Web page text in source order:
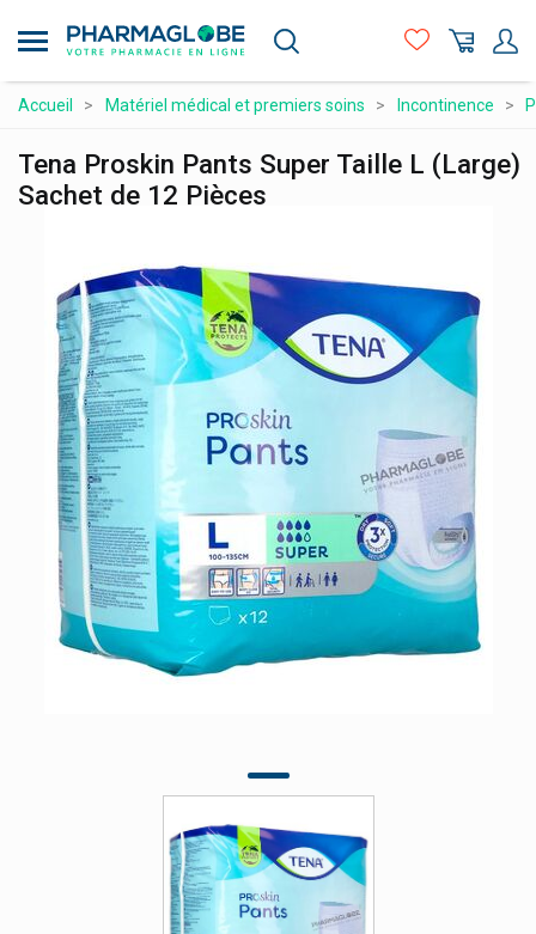
au
principal
Compléments alimentaires
Maman et bébé
Médicaments et santé
Minceur et Sport
Naturopathie
Orthopédie et contention
Prix attractifs
Produits vétérinaires
Vitamines et alimentation
Accueil Matériel médical et premiers soins Incontinence
Tena Proskin Pants Super Taille L (Large)
Sachet de 12 Pièces